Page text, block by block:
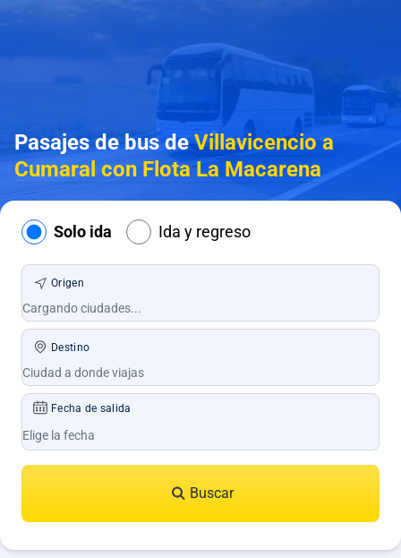
Pasajes de bus deVillavicencio a
Cumaral con Flota La Macarena
Solo ida Ida y regreso
Origen
Destino
Fecha de salida
Buscar